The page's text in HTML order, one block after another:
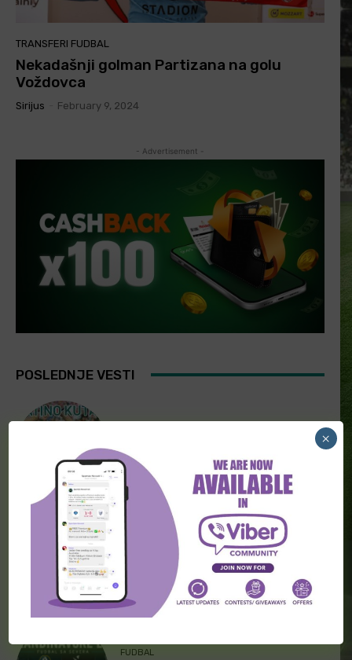
TRANSFERI FUDBAL
Nekadašnji golman Partizana na golu
Voždovca
Sirijus February 9, 2024
- Advertisement -
POSLEDNJE VESTI
[PREMIUM] Latino kutak 07. Avgust
[PREMIUM] Skandinavske lige 07.
FUDBAL
×